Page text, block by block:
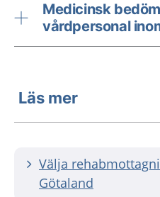
Medicinsk
vårdpersonal
Läs mer
Välja
Götaland